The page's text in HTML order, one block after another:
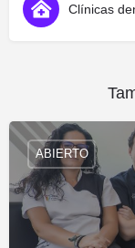
Clínicas
ABIERTO